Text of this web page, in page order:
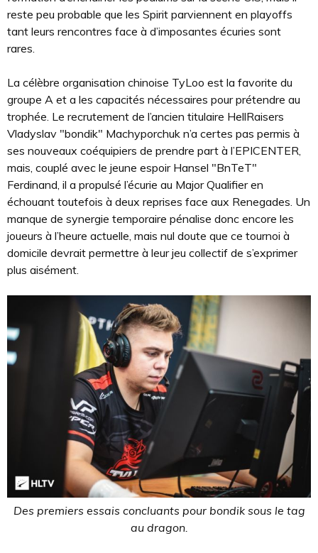
reste peu probable que les Spirit parviennent en playoffs
tant leurs rencontres face à d’imposantes écuries sont
rares.
La célèbre organisation chinoise TyLoo est la favorite du
groupe A et a les capacités nécessaires pour prétendre au
trophée. Le recrutement de l’ancien titulaire HellRaisers
Vladyslav "bondik" Machyporchuk n’a certes pas permis à
ses nouveaux coéquipiers de prendre part à l’EPICENTER,
mais, couplé avec le jeune espoir Hansel "BnTeT"
Ferdinand, il a propulsé l’écurie au Major Qualifier en
échouant toutefois à deux reprises face aux Renegades. Un
manque de synergie temporaire pénalise donc encore les
joueurs à l’heure actuelle, mais nul doute que ce tournoi à
domicile devrait permettre à leur jeu collectif de s’exprimer
plus aisément.
Des premiers essais concluants pour bondik sous le tag
au dragon.